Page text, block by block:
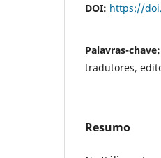
DOI: https://
Palavras-chave:
tradutores,
Resumo